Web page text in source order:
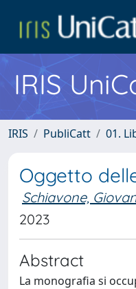
IRIS
IRIS PubliCatt 01.
Oggetto
Schiavone,
2023
Abstract
La monografia si